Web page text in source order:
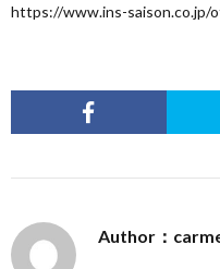
https://www.ins-saison.co.jp/
Author：